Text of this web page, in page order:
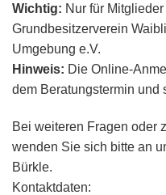
Wichtig: Nur für
Grundbesitzerverein
Umgebung e.V.
Hinweis: Die Online-
dem Beratungstermin und
Bei weiteren Fragen oder
wenden Sie sich bitte an
Bürkle.
Kontaktdaten: